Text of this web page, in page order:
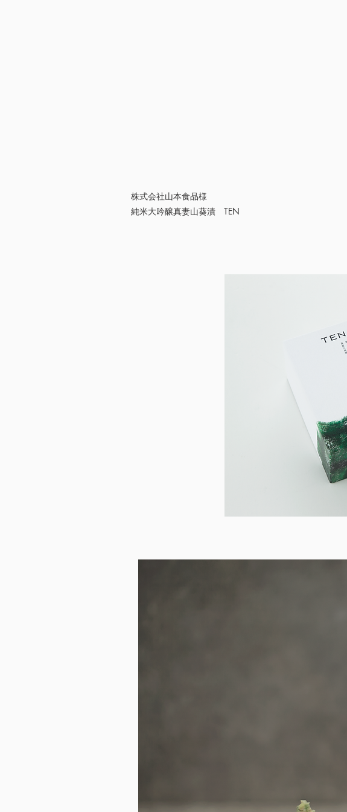
株式会社山本食品様
​純米大吟醸真妻山葵漬 TEN